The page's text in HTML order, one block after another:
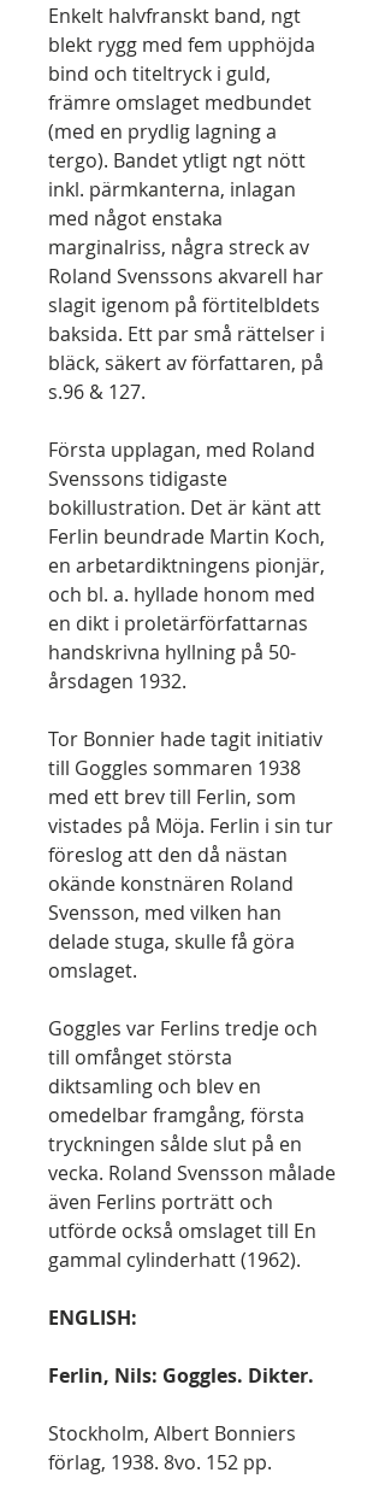
Enkelt halvfranskt band, ngt
blekt rygg med fem upphöjda
bind och titeltryck i guld,
främre omslaget medbundet
(med en prydlig lagning a
tergo). Bandet ytligt ngt nött
inkl. pärmkanterna, inlagan
med något enstaka
marginalriss, några streck av
Roland Svenssons akvarell har
slagit igenom på förtitelbldets
baksida. Ett par små rättelser i
bläck, säkert av författaren, på
s.96 & 127.
Första upplagan, med Roland
Svenssons tidigaste
bokillustration. Det är känt att
Ferlin beundrade Martin Koch,
en arbetardiktningens pionjär,
och bl. a. hyllade honom med
en dikt i proletärförfattarnas
handskrivna hyllning på 50-
årsdagen 1932.
Tor Bonnier hade tagit initiativ
till Goggles sommaren 1938
med ett brev till Ferlin, som
vistades på Möja. Ferlin i sin tur
föreslog att den då nästan
okände konstnären Roland
Svensson, med vilken han
delade stuga, skulle få göra
omslaget.
Goggles var Ferlins tredje och
till omfånget största
diktsamling och blev en
omedelbar framgång, första
tryckningen sålde slut på en
vecka. Roland Svensson målade
även Ferlins porträtt och
utförde också omslaget till En
gammal cylinderhatt (1962).
ENGLISH:
Ferlin, Nils: Goggles. Dikter.
Stockholm, Albert Bonniers
förlag, 1938. 8vo. 152 pp.